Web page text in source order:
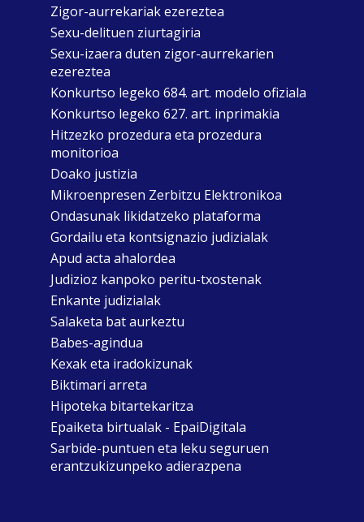
Zigor-aurrekariak ezereztea
Sexu-delituen ziurtagiria
Sexu-izaera duten zigor-aurrekarien
ezereztea
Konkurtso legeko 684. art. modelo ofiziala
Konkurtso legeko 627. art. inprimakia
Hitzezko prozedura eta prozedura
monitorioa
Doako justizia
Mikroenpresen Zerbitzu Elektronikoa
Ondasunak likidatzeko plataforma
Gordailu eta kontsignazio judizialak
Apud acta ahalordea
Judizioz kanpoko peritu-txostenak
Enkante judizialak
Salaketa bat aurkeztu
Babes-agindua
Kexak eta iradokizunak
Biktimari arreta
Hipoteka bitartekaritza
Epaiketa birtualak - EpaiDigitala
Sarbide-puntuen eta leku seguruen
erantzukizunpeko adierazpena